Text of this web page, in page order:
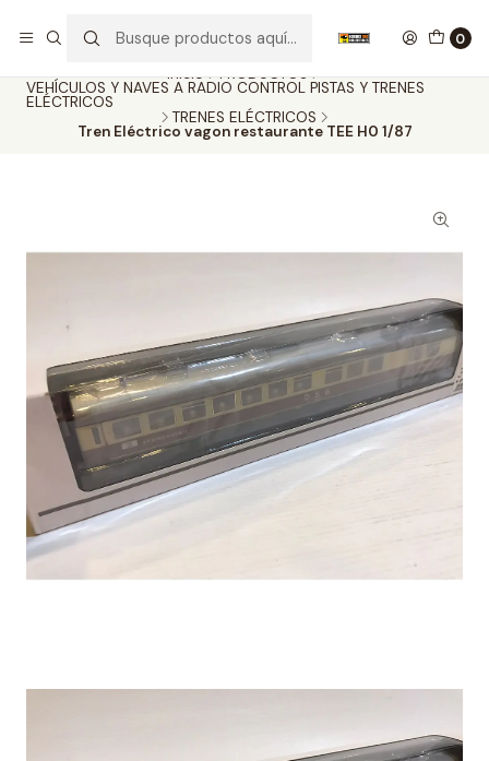
0
Inicio PRODUCTOS
VEHÍCULOS Y NAVES A RADIO CONTROL PISTAS Y TRENES
ELÉCTRICOS
TRENES ELÉCTRICOS
Tren Eléctrico vagon restaurante TEE H0 1/87